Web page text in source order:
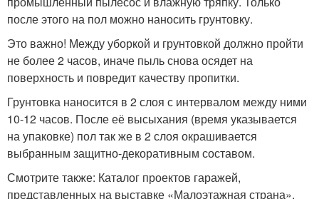
после этого на пол можно наносить грунтовку.
Это важно! Между уборкой и грунтовкой должно пройти
не более 2 часов, иначе пыль снова осядет на
поверхность и повредит качеству пропитки.
Грунтовка наносится в 2 слоя с интервалом между ними
10-12 часов. После её высыхания (время указывается
на упаковке) пол так же в 2 слоя окрашивается
выбранным защитно-декоративным составом.
Смотрите также: Каталог проектов гаражей,
представленных на выставке «Малоэтажная страна».